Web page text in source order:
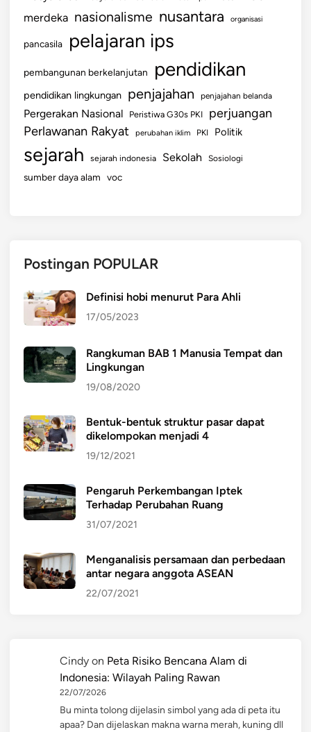
merdeka nasionalisme nusantara organisasi
pancasila pelajaran ips
pembangunan berkelanjutan pendidikan
pendidikan lingkungan penjajahan penjajahan belanda
Pergerakan Nasional Peristiwa G30s PKI perjuangan
Perlawanan Rakyat perubahan iklim PKI Politik
sejarah sejarah indonesia Sekolah Sosiologi
sumber daya alam voc
Postingan POPULAR
Definisi hobi menurut Para Ahli
17/05/2023
Rangkuman BAB 1 Manusia Tempat dan
Lingkungan
19/08/2020
Bentuk-bentuk struktur pasar dapat
dikelompokan menjadi 4
19/12/2021
Pengaruh Perkembangan Iptek
Terhadap Perubahan Ruang
31/07/2021
Menganalisis persamaan dan perbedaan
antar negara anggota ASEAN
22/07/2021
Cindy on Peta Risiko Bencana Alam di
Indonesia: Wilayah Paling Rawan
22/07/2026
Bu minta tolong dijelasin simbol yang ada di peta itu
apaa? Dan dijelaskan makna warna merah, kuning dll